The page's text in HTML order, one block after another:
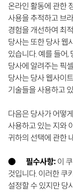
온라인 활동에 관한
사용을 추적하고 브
경험을 개선하여 최
당사는 또한 당사 웹
있습니다. 예를 들어,
당사에 알려주는 픽
당사는 당사 웹사이
기술들을 사용하고
다음은 당사가 어떻
사용하고 있는 지와
귀하의 선택에 관한
● 필수사항:이
것입니다. 이러한 쿠
설정할 수 있지만 당